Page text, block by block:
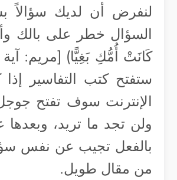
لنفرض أن لديك سؤالاً
السؤال خطر على بالك
ستفتح كتب التفاسير
الإنترنت سوف تفتح
ولن تجد ما تريد،
بالفعل تجيب عن نفس
من مقال طويل.